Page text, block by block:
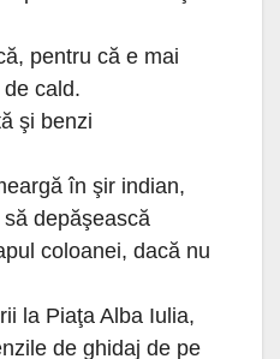
pentru că e mai
cald.
şi benzi
în şir indian,
depăşească
coloanei, dacă nu
la Piaţa Alba Iulia,
de ghidaj de pe